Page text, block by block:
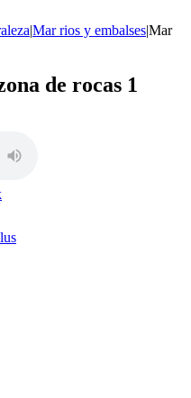
|Mar rios y embalses|Mar
de rocas 1